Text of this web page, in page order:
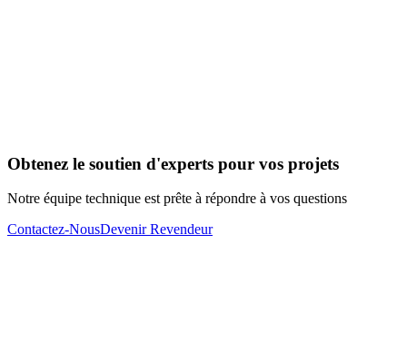
Obtenez le soutien d'experts pour vos projets
Notre équipe technique est prête à répondre à vos questions
Contactez-NousDevenir Revendeur